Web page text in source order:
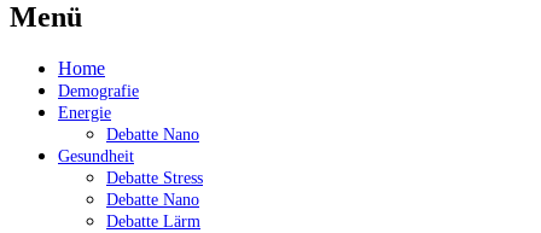
Menü
Zum
Inhalt
springen
Home
Demografie
Energie
Debatte Nano
Gesundheit
Debatte Stress
Debatte Nano
Debatte Lärm